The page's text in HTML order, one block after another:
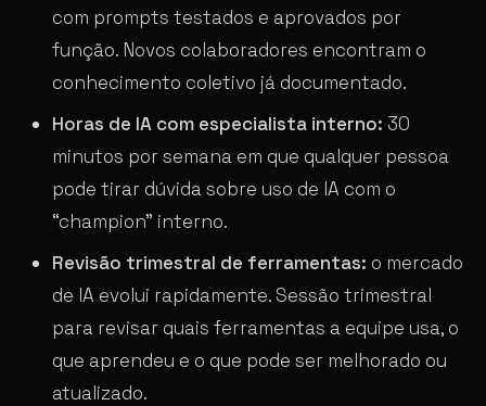
com prompts testados e aprovados por
função. Novos colaboradores encontram o
conhecimento coletivo já documentado.
Horas de IA com especialista interno: 30
minutos por semana em que qualquer pessoa
pode tirar dúvida sobre uso de IA com o
“champion” interno.
Revisão trimestral de ferramentas: o mercado
de IA evolui rapidamente. Sessão trimestral
para revisar quais ferramentas a equipe usa, o
que aprendeu e o que pode ser melhorado ou
atualizado.